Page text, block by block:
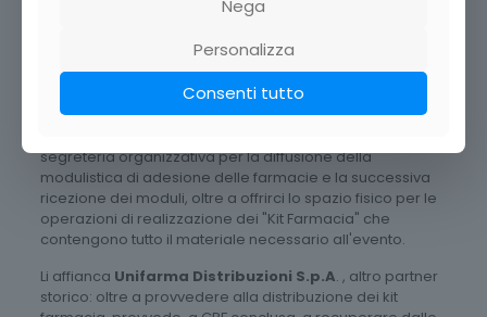
evento che coinvolge un numero rilevante di
Gli stakeholders
Nel processo organizzativo è nostro sostenitore
segreteria organizzativa per la diffusione della
modulistica di adesione delle farmacie e la successiva
ricezione dei moduli, oltre a offrirci lo spazio fisico per le
operazioni di realizzazione dei "Kit Farmacia" che
contengono tutto il materiale necessario all'evento.
Li affianca Unifarma Distribuzioni S.p.A. , altro partner
storico: oltre a provvedere alla distribuzione dei kit
Nega
Personalizza
Consenti tutto